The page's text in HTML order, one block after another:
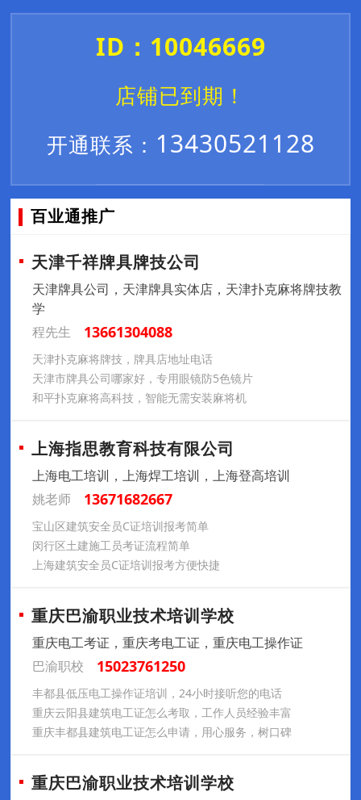
ID：10046669
店铺已到期！
开通联系： 13430521128
百业通推广
天津千祥牌具牌技公司
天津牌具公司，天津牌具实体店，天津扑克麻将牌技教
学
程先生
13661304088
天津扑克麻将牌技，牌具店地址电话
天津市牌具公司哪家好，专用眼镜防5色镜片
和平扑克麻将高科技，智能无需安装麻将机
上海指思教育科技有限公司
上海电工培训，上海焊工培训，上海登高培训
姚老师
13671682667
宝山区建筑安全员C证培训报考简单
闵行区土建施工员考证流程简单
上海建筑安全员C证培训报考方便快捷
重庆巴渝职业技术培训学校
重庆电工考证，重庆考电工证，重庆电工操作证
巴渝职校
15023761250
丰都县低压电工操作证培训，24小时接听您的电话
重庆云阳县建筑电工证怎么考取，工作人员经验丰富
重庆丰都县建筑电工证怎么申请，用心服务，树口碑
重庆巴渝职业技术培训学校